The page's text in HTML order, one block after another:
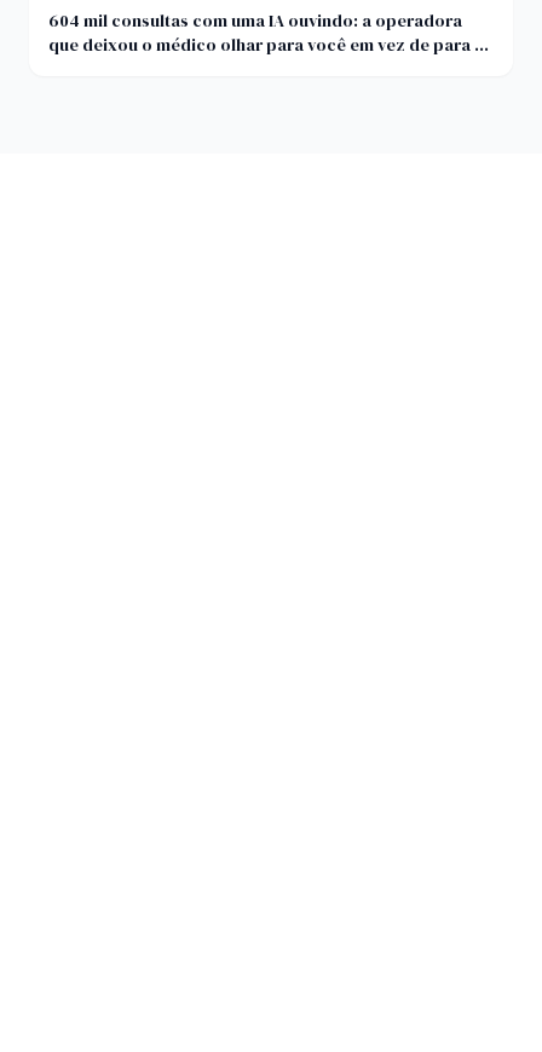
604 mil consultas com uma IA ouvindo: a operadora
que deixou o médico olhar para você em vez de para o